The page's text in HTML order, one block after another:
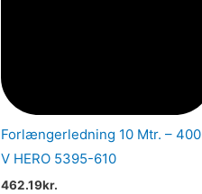
Forlængerledning 10 Mtr. – 400
V HERO 5395-610
462.19kr.